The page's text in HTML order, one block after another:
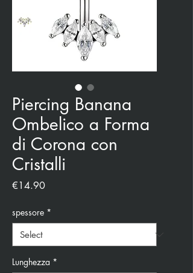
Piercing Banana
Ombelico a Forma
di Corona con
Cristalli
€14.90Price
spessore *
Lunghezza *